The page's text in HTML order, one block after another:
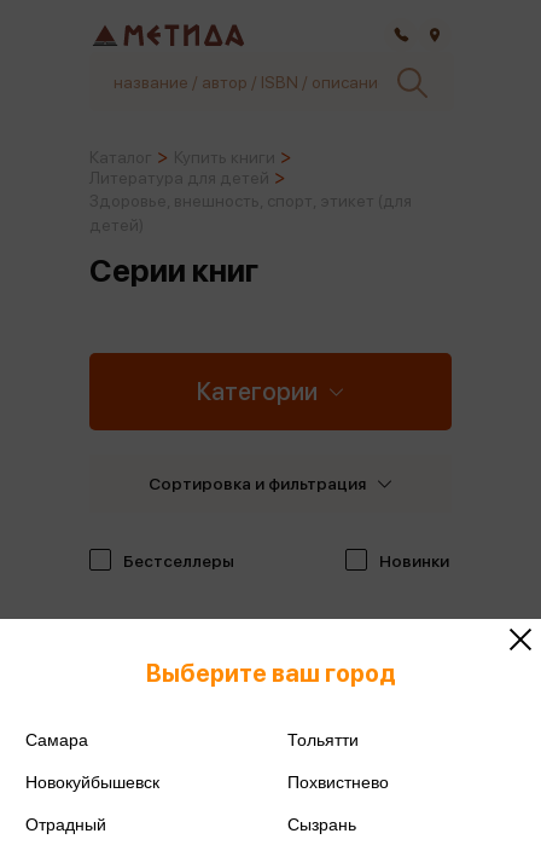
Серии книг
Категории
Бестселлеры Новинки
Сортировка и фильтрация
Выберите ваш город
Самара Тольятти
Новокуйбышевск Похвистнево
Отрадный Сызрань